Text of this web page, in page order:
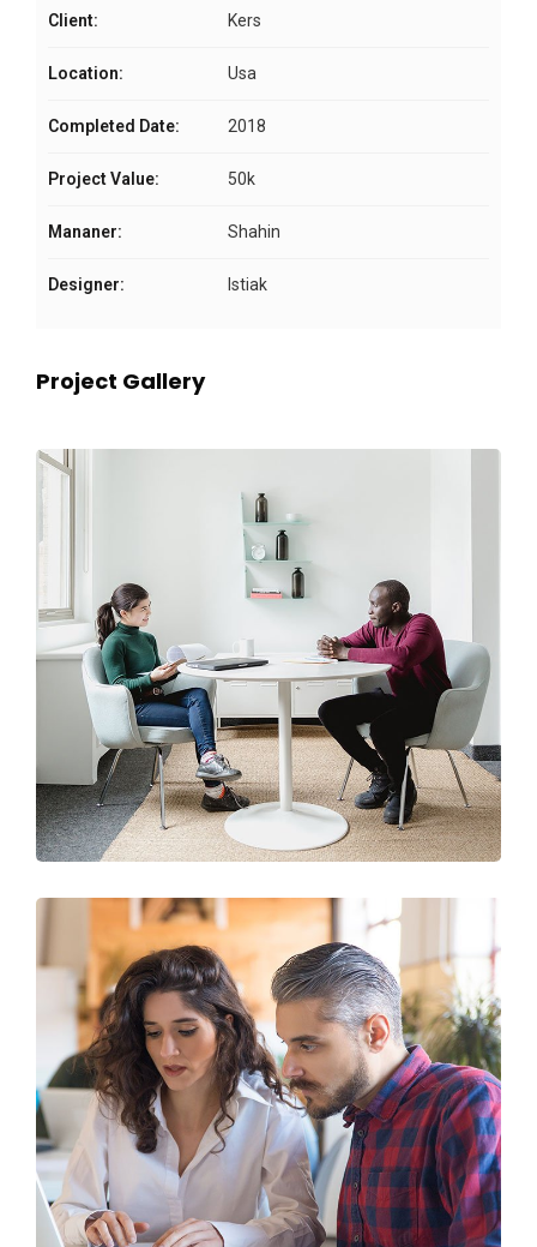
Client: Kers
Location: Usa
Completed Date: 2018
Project Value: 50k
Mananer: Shahin
Designer: Istiak
Project Gallery